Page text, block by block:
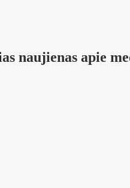
naujienas apie